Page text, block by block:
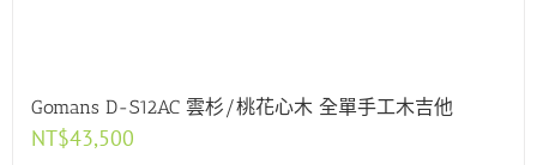
Gomans D-S12AC 雲杉/桃花心木 全單手工木吉他
NT$43,500